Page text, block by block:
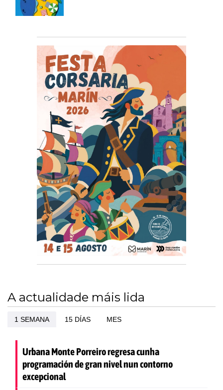
A actualidade máis lida
1 SEMANA 15 DÍAS MES
Urbana Monte Porreiro regresa cunha
programación de gran nivel nun contorno
excepcional